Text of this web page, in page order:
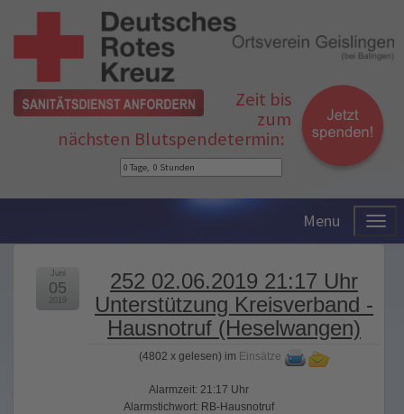
Zeit bis
zum
nächsten Blutspendetermin:
Menu
252 02.06.2019 21:17 Uhr
Unterstützung Kreisverband -
Hausnotruf (Heselwangen)
(4802 x gelesen) im Einsätze
Juni
05
2019
Alarmzeit: 21:17 Uhr
Alarmstichwort: RB-Hausnotruf